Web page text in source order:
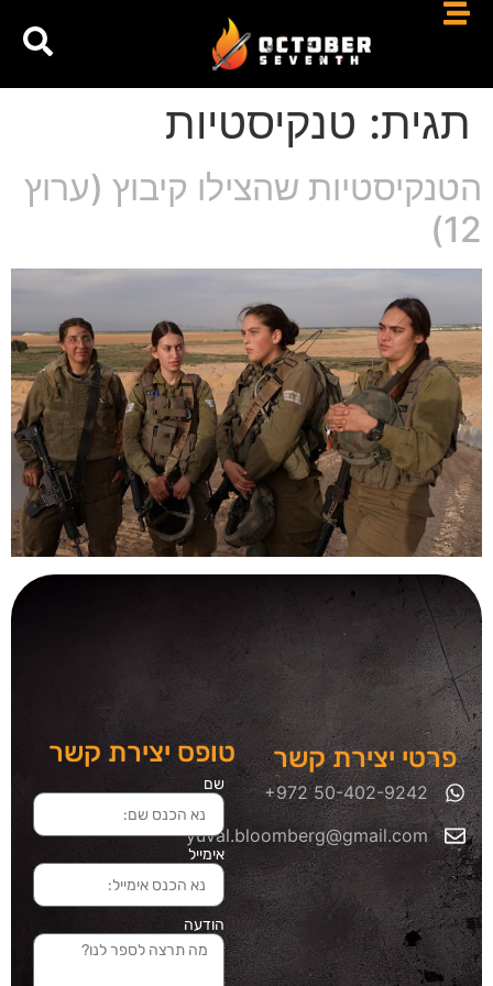
תגית: טנקיסטיות
הטנקיסטיות שהצילו קיבוץ (ערוץ
12)
פרטי יצירת קשר
yuval.bloomberg@gmail.com
טופס יצירת קשר
שם
אימייל
הודעה